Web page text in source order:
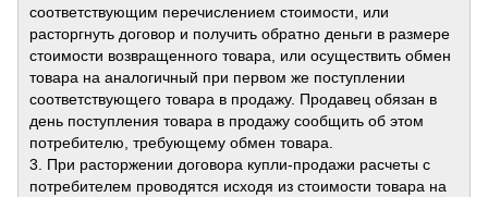
соответствующим перечислением стоимости, или
расторгнуть договор и получить обратно деньги в размере
стоимости возвращенного товара, или осуществить обмен
товара на аналогичный при первом же поступлении
соответствующего товара в продажу. Продавец обязан в
день поступления товара в продажу сообщить об этом
потребителю, требующему обмен товара.
3. При расторжении договора купли-продажи расчеты с
потребителем проводятся исходя из стоимости товара на